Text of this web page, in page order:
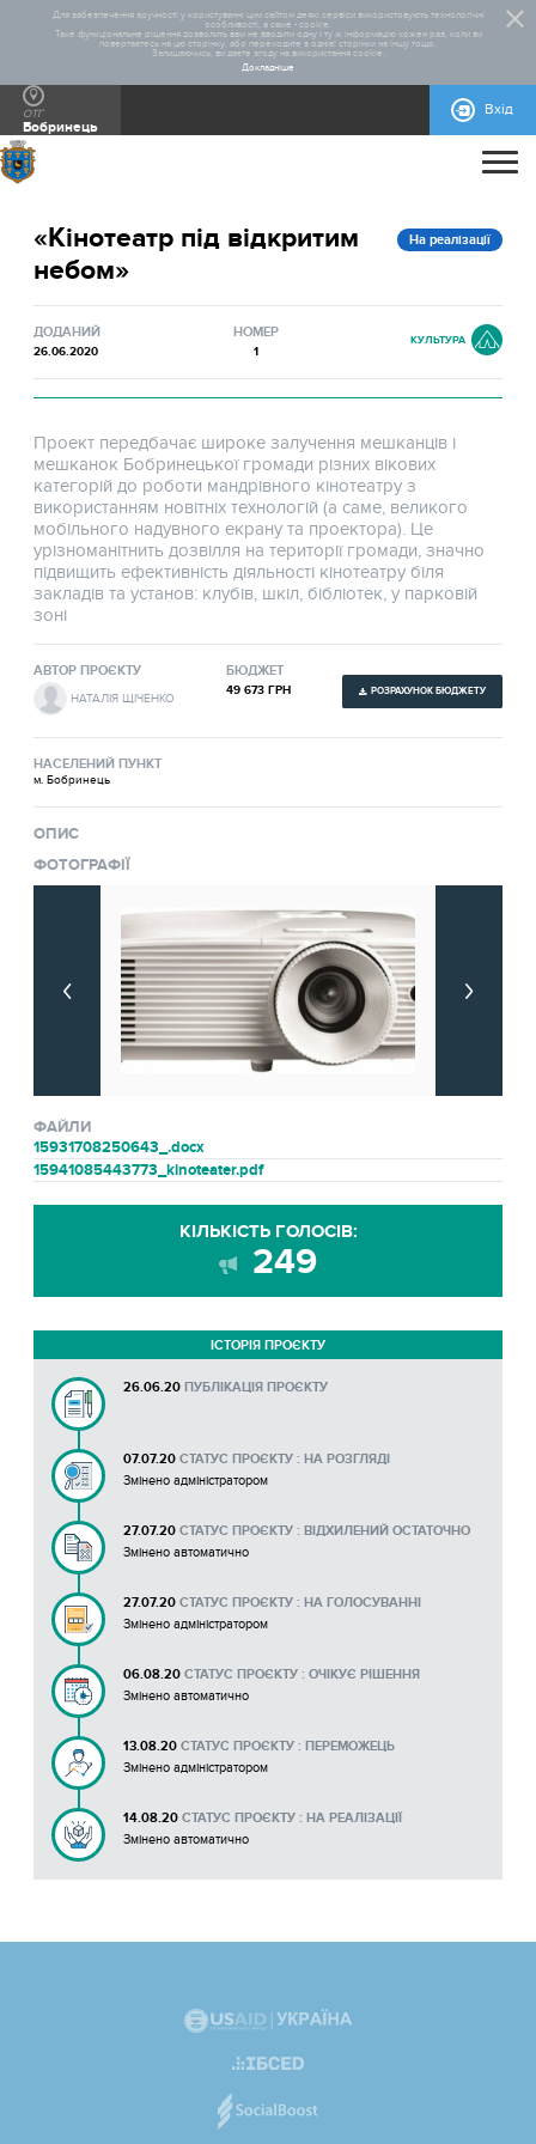
Для забезпечення зручності у користуванні цим сайтом деякі сервіси використовують технологічні
особливості, а саме - cookie.
Таке функціональне рішення дозволить вам не вводити одну і ту ж інформацію кожен раз, коли ви
повертаєтесь на цю сторінку, або переходите з однієї сторінки на іншу тощо.
Залишаючись, ви даєте згоду на використання cookie.
Докладніше
ОТГ
Бобринець
Вхід
ЗАГАЛЬНА ІНФОРМАЦІЯ
СТАТИСТИКА
РЕАЛІЗОВАНІ ПРОЄКТИ
ДОПОМОГА
«Кінотеатр під відкритим
небом»
На реалізації
ДОДАНИЙ
26.06.2020
НОМЕР
1
КУЛЬТУРА
Проект передбачає широке залучення мешканців і
мешканок Бобринецької громади різних вікових
категорій до роботи мандрівного кінотеатру з
використанням новітніх технологій (а саме, великого
мобільного надувного екрану та проектора). Це
урізноманітнить дозвілля на території громади, значно
підвищить ефективність діяльності кінотеатру біля
закладів та установ: клубів, шкіл, бібліотек, у парковій
зоні
АВТОР ПРОЄКТУ
НАТАЛІЯ ЩІЧЕНКО
БЮДЖЕТ
49 673 ГРН РОЗРАХУНОК БЮДЖЕТУ
НАСЕЛЕНИЙ ПУНКТ
м. Бобринець
ОПИС
ФОТОГРАФІЇ
ФАЙЛИ
15931708250643_.docx
15941085443773_kinoteater.pdf
КІЛЬКІСТЬ ГОЛОСІВ:
249
ІСТОРІЯ ПРОЄКТУ
26.06.20 ПУБЛІКАЦІЯ ПРОЄКТУ
07.07.20 СТАТУС ПРОЄКТУ : НА РОЗГЛЯДІ
Змінено адміністратором
27.07.20 СТАТУС ПРОЄКТУ : ВІДХИЛЕНИЙ ОСТАТОЧНО
Змінено автоматично
27.07.20 СТАТУС ПРОЄКТУ : НА ГОЛОСУВАННІ
Змінено адміністратором
06.08.20 СТАТУС ПРОЄКТУ : ОЧІКУЄ РІШЕННЯ
Змінено автоматично
13.08.20 СТАТУС ПРОЄКТУ : ПЕРЕМОЖЕЦЬ
Змінено адміністратором
14.08.20 СТАТУС ПРОЄКТУ : НА РЕАЛІЗАЦІЇ
Змінено автоматично